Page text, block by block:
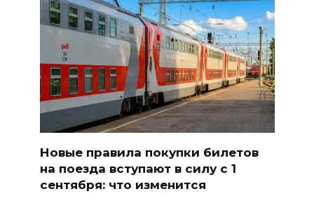
Новые правила покупки билетов
на поезда вступают в силу с 1
сентября: что изменится